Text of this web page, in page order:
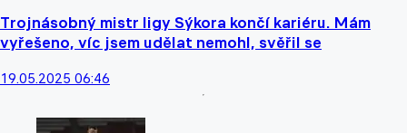
Trojnásobný mistr ligy Sýkora končí kariéru. Mám
vyřešeno, víc jsem udělat nemohl, svěřil se
19.05.2025 06:46